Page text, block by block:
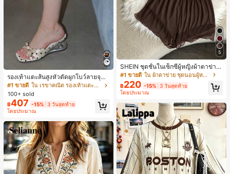
รองเท้าแตะส้นสูงหัวตัดผูกโบว์ลายจุดส
ายเดี่ยวส้นไม่สมมาตรสำหรับผู้หญิง, รอ
งเท้าแตะส้นสูงหนังเทียมสีขาวหรูหรา
สำหรับฤดูร้อน
#1 ขายดี
ใน เรขาคณิต รองเท้าแตะส้นสูงผู้หญิง
100+ sold
฿407 -15% 3 วันสุดท้าย
โดยประมาณ
5
SHEIN ชุดชั้นในเซ็กซี่ผู้หญิงผ้าตาข่าย
มีโครงคัพบาง
#1 ขายดี ใน ผ้าตาข่าย ชุดนอนผู้หญิง
฿220 -15% 3 วันสุดท้าย
โดยประมาณ